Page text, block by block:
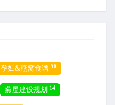
孕妇&燕窝食谱 90
燕屋建设规划 14